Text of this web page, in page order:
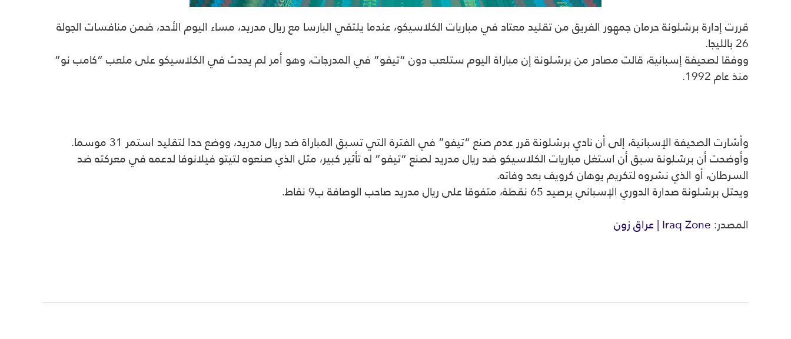
قررت إدارة برشلونة حرمان جمهور الفريق من تقليد معتاد في مباريات الكلاسيكو، عندما يلتقي البارسا مع ريال مدريد، مساء اليوم الأحد، ضمن منافسات الجولة
26 بالليجا.
ووفقا لصحيفة إسبانية، قالت مصادر من برشلونة إن مباراة اليوم ستلعب دون “تيفو” في المدرجات، وهو أمر لم يحدث في الكلاسيكو على ملعب “كامب نو”
منذ عام 1992.
وأشارت الصحيفة الإسبانية، إلى أن نادي برشلونة قرر عدم صنع “تيفو” في الفترة التي تسبق المباراة ضد ريال مدريد، ووضع حدا لتقليد استمر 31 موسما.
وأوضحت أن برشلونة سبق أن استغل مباريات الكلاسيكو ضد ريال مدريد لصنع “تيفو” له تأثير كبير، مثل الذي صنعوه لتيتو فيلانوفا لدعمه في معركته ضد
السرطان، أو الذي نشروه لتكريم يوهان كرويف بعد وفاته.
ويحتل برشلونة صدارة الدوري الإسباني برصيد 65 نقطة، متفوقا على ريال مدريد صاحب الوصافة ب9 نقاط.
المصدر:Iraq Zone | عراق زون